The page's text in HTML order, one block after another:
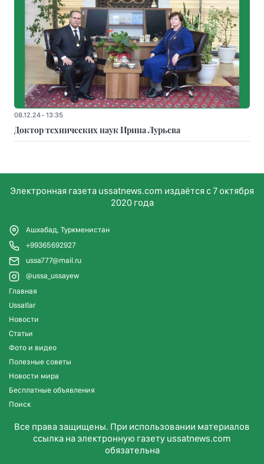
08.12.24 - 13:35
Доктор технических наук Ирина Лурьева
Электронная газета ussatnews.com издаётся с 7 октября
2020 года
Ашхабад, Туркменистан
+99365692927
ussa777@mail.ru
@ussa_ussayew
Главная
Ussatlar
Новости
Статьи
Фото и видео
Полезные советы
Новости мира
Бесплатные объявления
Поиск
Все права защищены. При использовании материалов
ссылка на электронную газету ussatnews.com
обязательна